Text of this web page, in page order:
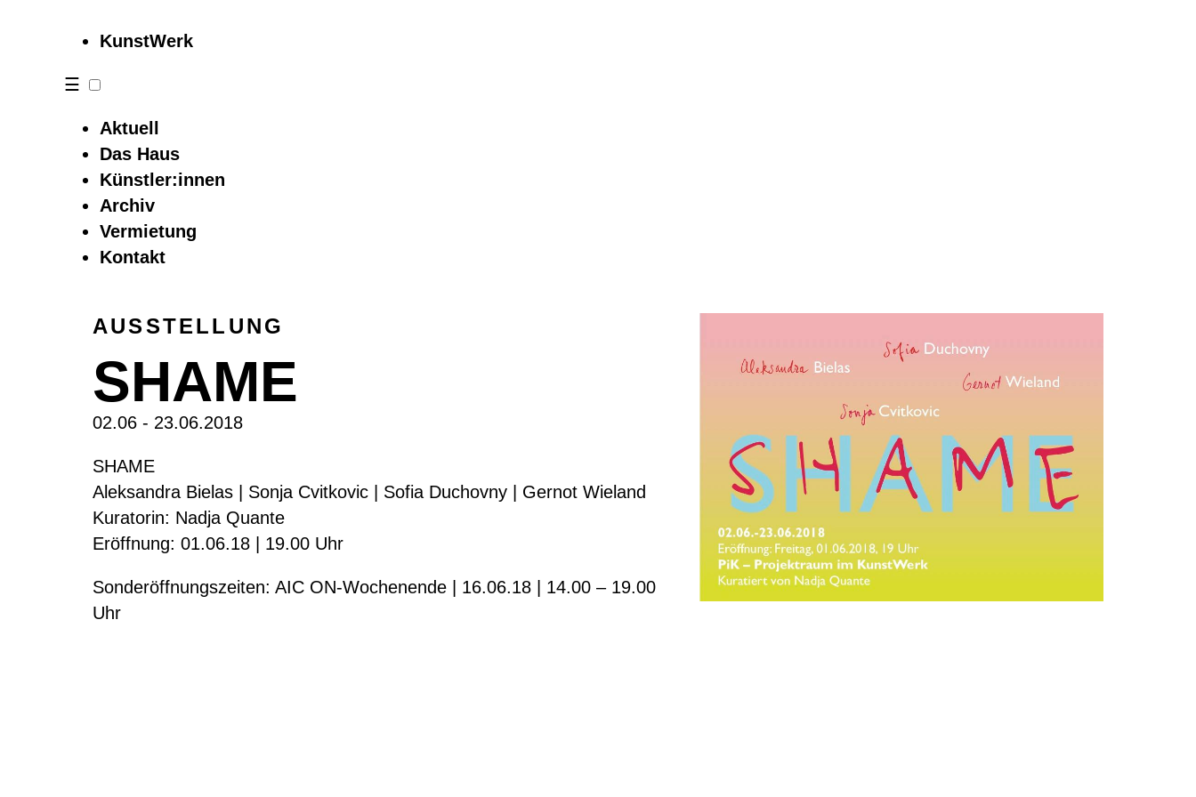
KunstWerk
☰
Aktuell
Das Haus
Künstler:innen
Archiv
Vermietung
Kontakt
AUSSTELLUNG
SHAME
02.06 - 23.06.2018
SHAME
Aleksandra Bielas | Sonja Cvitkovic | Sofia Duchovny | Gernot Wieland
Kuratorin: Nadja Quante
Eröffnung: 01.06.18 | 19.00 Uhr
Sonderöffnungszeiten: AIC ON-Wochenende | 16.06.18 | 14.00 – 19.00
Uhr